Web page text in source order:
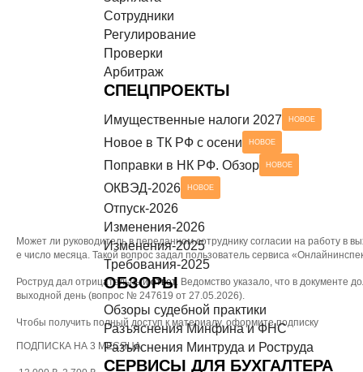
Разъяснения Минтруда и Роструда
СЕРВИСЫ ДЛЯ БУХГАЛТЕРА
Сотрудники
Регулирование
Проверки
Арбитраж
СПЕЦПРОЕКТЫ
Имущественные налоги 2027 НОВОЕ
Новое в ТК РФ с осени НОВОЕ
Поправки в НК РФ. Обзор НОВОЕ
ОКВЭД-2026 НОВОЕ
Отпуск-2026
Изменения-2026
Изменения-2025
Требования-2025
ОБЗОРЫ
Обзоры судебной практики
Разъяснения Минфина и ФНС
Разъяснения Минтруда и Роструда
СЕРВИСЫ ДЛЯ БУХГАЛТЕРА
Может ли руководитель в переданном сотруднику согласии на работу в
е число месяца. Такой вопрос задал пользователь сервиса
Роструд дал отрицательныйответ. Ведомство указало, что в документе
выходной день (вопрос № 247619 от 27.05.2026).
Чтобы получить полный доступ к материалу, оформите подписку
ПОДПИСКА НА 3 МЕСЯЦА